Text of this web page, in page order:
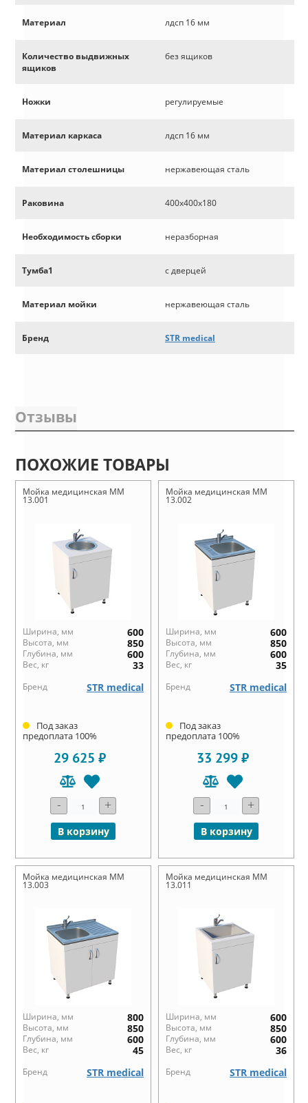
Материал лдсп 16 мм
Количество выдвижных
ящиков
без ящиков
Ножки регулируемые
Материал каркаса лдсп 16 мм
Материал столешницы нержавеющая сталь
Раковина 400х400х180
Необходимость сборки неразборная
Тумба1 с дверцей
Материал мойки нержавеющая сталь
Бренд STR medical
Отзывы
ПОХОЖИЕ ТОВАРЫ
Мойка медицинская ММ
13.001
Ширина, мм 600
Высота, мм 850
Глубина, мм 600
Вес, кг 33
Бренд STR medical
Под заказ
предоплата 100%
29 625 ₽
- +
В корзину
Мойка медицинская ММ
13.002
Ширина, мм 600
Высота, мм 850
Глубина, мм 600
Вес, кг 35
Бренд STR medical
Под заказ
предоплата 100%
33 299 ₽
- +
В корзину
Мойка медицинская ММ
13.003
Ширина, мм 800
Высота, мм 850
Глубина, мм 600
Вес, кг 45
Бренд STR medical
Мойка медицинская ММ
13.011
Ширина, мм 600
Высота, мм 850
Глубина, мм 600
Вес, кг 36
Бренд STR medical